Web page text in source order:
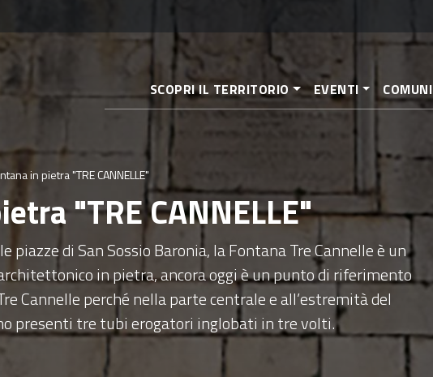
principal
SCOPRI IL TERRITORIO EVENTI COMUNI
in pietra "TRE CANNELLE"
"TRE CANNELLE"
piazze di San Sossio Baronia, la Fontana Tre Cannelle è un
in pietra, ancora oggi è un punto di riferimento
Cannelle perché nella parte centrale e all’estremità del
presenti tre tubi erogatori inglobati in tre volti.